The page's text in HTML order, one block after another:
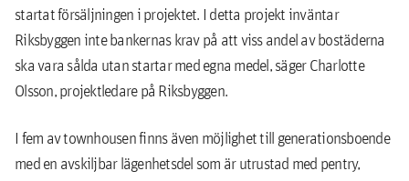
startat försäljningen i projektet. I detta projekt inväntar
Riksbyggen inte bankernas krav på att viss andel av bostäderna
ska vara sålda utan startar med egna medel, säger Charlotte
Olsson, projektledare på Riksbyggen.
I fem av townhousen finns även möjlighet till generationsboende
med en avskiljbar lägenhetsdel som är utrustad med pentry,